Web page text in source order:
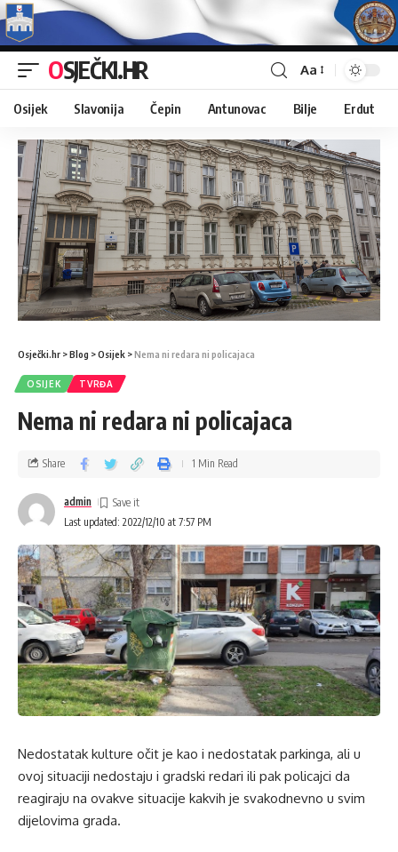
OSJEČKI.HR Aa
Osijek Slavonija Čepin Antunovac Bilje Erdut
Osječki.hr >Blog >Osijek >Nema ni redara ni policajaca
OSIJEK TVRĐA
Nema ni redara ni policajaca
Last updated: 2022/12/10 at 7:57 PM
admin
Share 1 Min Read
Nedostatak kulture očit je kao i nedostatak parkinga, ali u
ovoj situaciji nedostaju i gradski redari ili pak policajci da
reagiraju na ovakve situacije kakvih je svakodnevno u svim
dijelovima grada.